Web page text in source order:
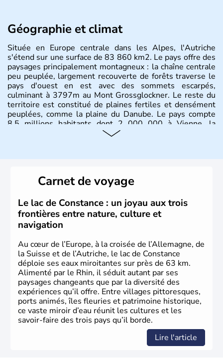
Géographie et climat
Située en Europe centrale dans les Alpes, l'Autriche
s'étend sur une surface de 83 860 km2. Le pays offre des
paysages principalement montagneux : la chaîne centrale
peu peuplée, largement recouverte de forêts traverse le
pays d'ouest en est avec des sommets escarpés,
culminant à 3797m au Mont Grossglockner. Le reste du
territoire est constitué de plaines fertiles et densément
peuplées, comme la plaine du Danube. Le pays compte
8.5 millions habitants dont 2 000 000 à Vienne, la
compte aujourd'hui plus de 8 millions d'habitants.
L'Autriche a donné naissance à de nombreux artistes :
Mozart, Schubert, le psychanalyste Freud, Romy
Schneider, Arnold Schwarzenegger, Anton Bruckner,
Gustav Mahler font partie des Autrichiens les plus
marquants de ces dernières décennies.
Carnet de voyage
Le lac de Constance : un joyau aux trois
frontières entre nature, culture et
navigation
Au cœur de l’Europe, à la croisée de l’Allemagne, de
la Suisse et de l’Autriche, le lac de Constance
déploie ses eaux miroitantes sur près de 63 km.
Alimenté par le Rhin, il séduit autant par ses
paysages changeants que par la diversité des
expériences qu’il offre. Entre villages pittoresques,
ports animés, îles fleuries et patrimoine historique,
ce vaste miroir d’eau réunit les cultures et les
savoir-faire des trois pays qu’il borde.
Lire l'article